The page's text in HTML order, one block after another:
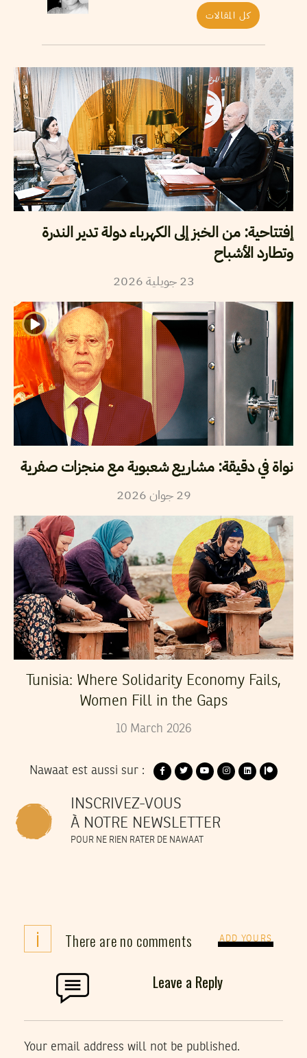
كل المقالات
إفتتاحية: من الخبز إلى الكهرباء دولة تدير الندرة
وتطارد الأشباح
23 جويلية2026
نواة في دقيقة: مشاريع شعبوية مع منجزات صفرية
29 جوان2026
Tunisia: Where Solidarity Economy Fails,
Women Fill in the Gaps
10 March 2026
Nawaat est aussi sur :
INSCRIVEZ-VOUS
À NOTRE NEWSLETTER
POUR NE RIEN RATER DE NAWAAT
i There are no comments ADD YOURS
Leave a Reply
Your email address will not be published.